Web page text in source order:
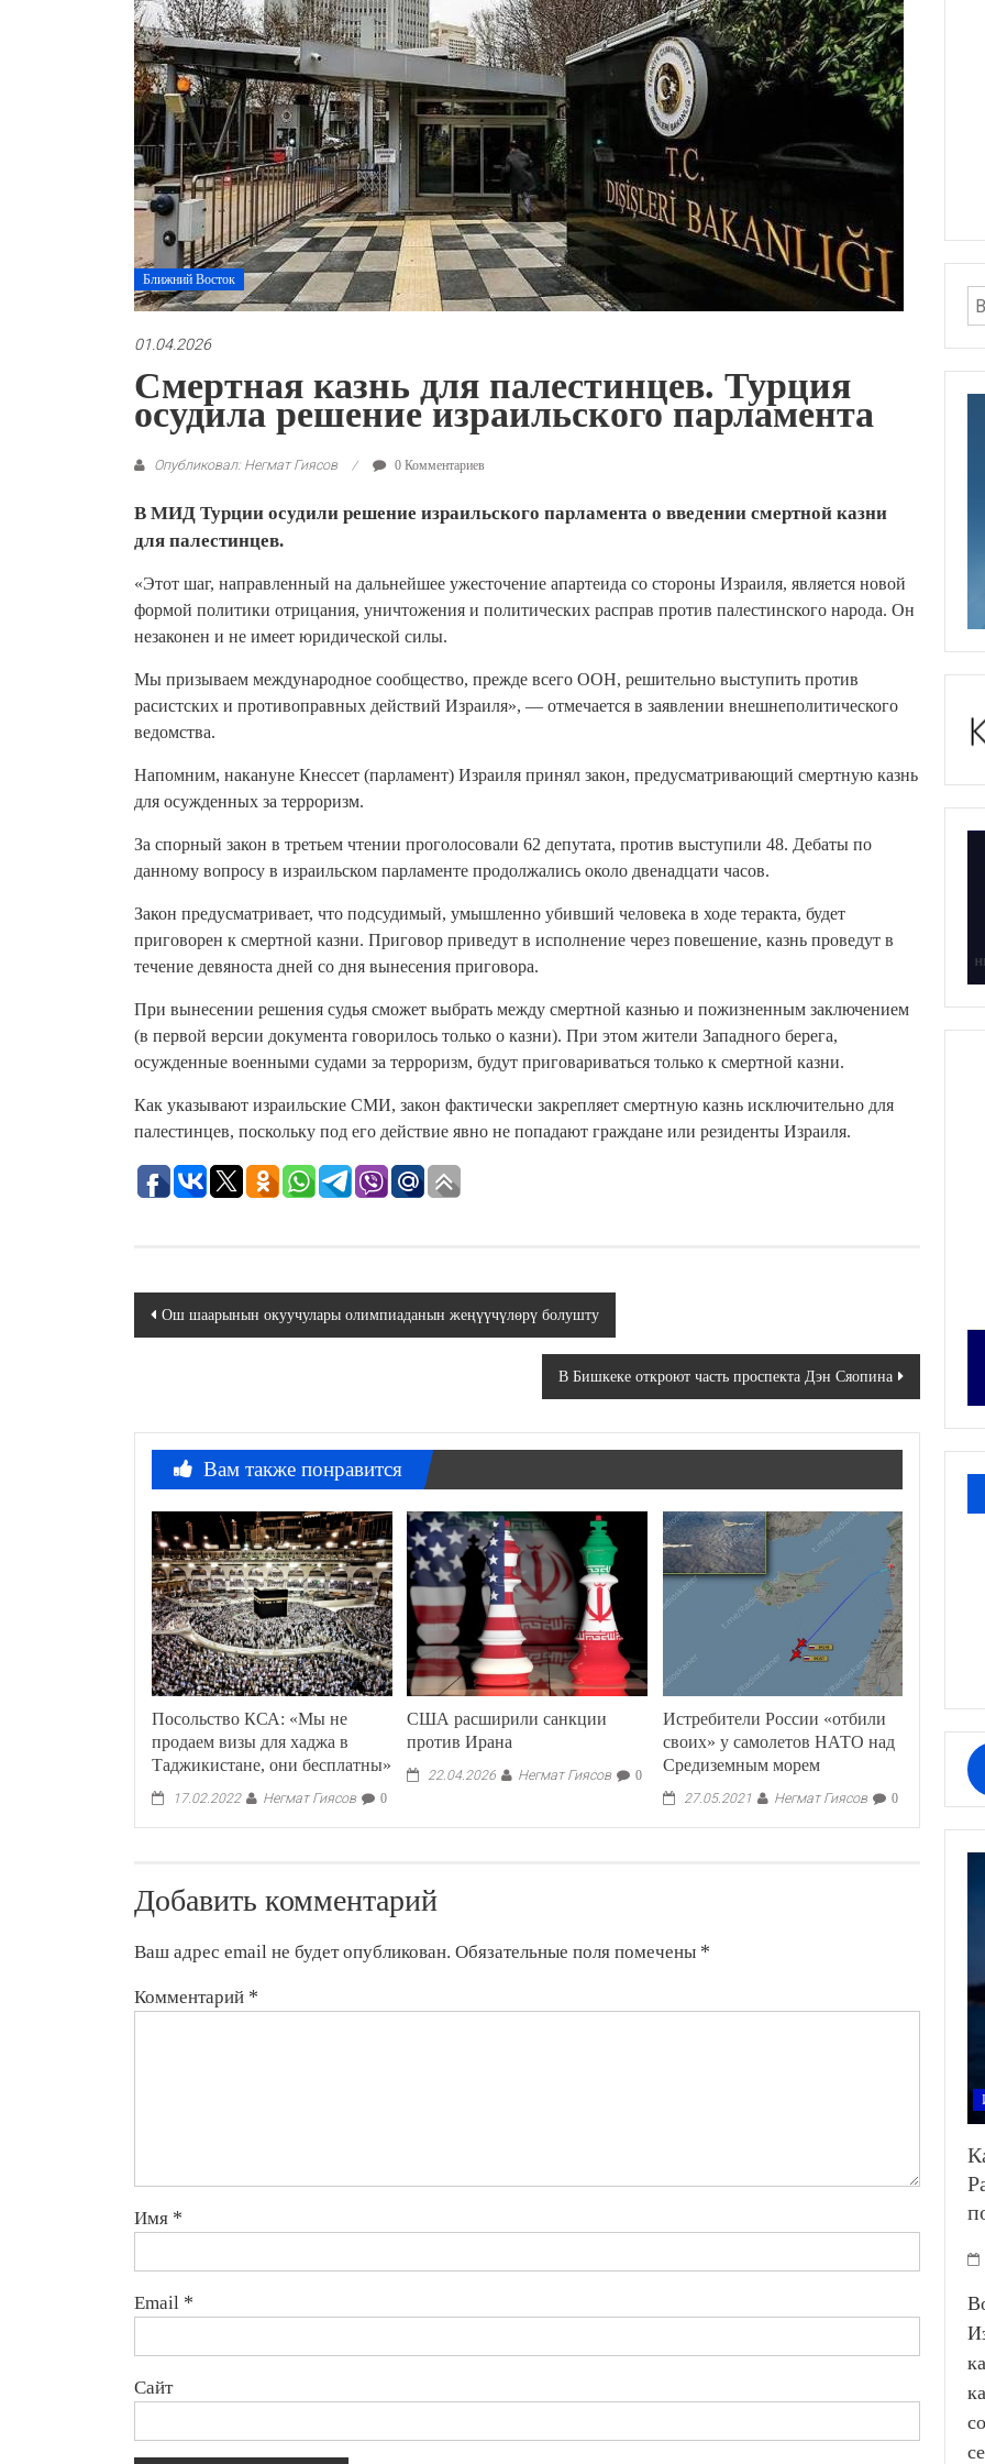
Ближний Восток
01.04.2026
Смертная казнь для палестинцев. Турция
осудила решение израильского парламента
Опубликовал: Негмат Гиясов 0 Комментариев
В МИД Турции осудили решение израильского парламента о введении смертной казни
для палестинцев.
«Этот шаг, направленный на дальнейшее ужесточение апартеида со стороны Израиля, является новой
формой политики отрицания, уничтожения и политических расправ против палестинского народа. Он
незаконен и не имеет юридической силы.
Мы призываем международное сообщество, прежде всего ООН, решительно выступить против
расистских и противоправных действий Израиля», — отмечается в заявлении внешнеполитического
ведомства.
Напомним, накануне Кнессет (парламент) Израиля принял закон, предусматривающий смертную казнь
для осужденных за терроризм.
За спорный закон в третьем чтении проголосовали 62 депутата, против выступили 48. Дебаты по
данному вопросу в израильском парламенте продолжались около двенадцати часов.
Закон предусматривает, что подсудимый, умышленно убивший человека в ходе теракта, будет
приговорен к смертной казни. Приговор приведут в исполнение через повешение, казнь проведут в
течение девяноста дней со дня вынесения приговора.
При вынесении решения судья сможет выбрать между смертной казнью и пожизненным заключением
(в первой версии документа говорилось только о казни). При этом жители Западного берега,
осужденные военными судами за терроризм, будут приговариваться только к смертной казни.
Как указывают израильские СМИ, закон фактически закрепляет смертную казнь исключительно для
палестинцев, поскольку под его действие явно не попадают граждане или резиденты Израиля.
Навигация
Ош шаарынын окуучулары олимпиаданын жеңүүчүлөрү болушту
В Бишкеке откроют часть проспекта Дэн Сяопина
Вам также понравится
Посольство КСА: «Мы не
продаем визы для хаджа в
Таджикистане, они бесплатны»
17.02.2022 Негмат Гиясов 0
США расширили санкции
против Ирана
22.04.2026 Негмат Гиясов 0
Истребители России «отбили
своих» у самолетов НАТО над
Средиземным морем
27.05.2021 Негмат Гиясов 0
Добавить комментарий
Ваш адрес email не будет опубликован. Обязательные поля помечены *
Комментарий *
Имя *
Email *
Сайт